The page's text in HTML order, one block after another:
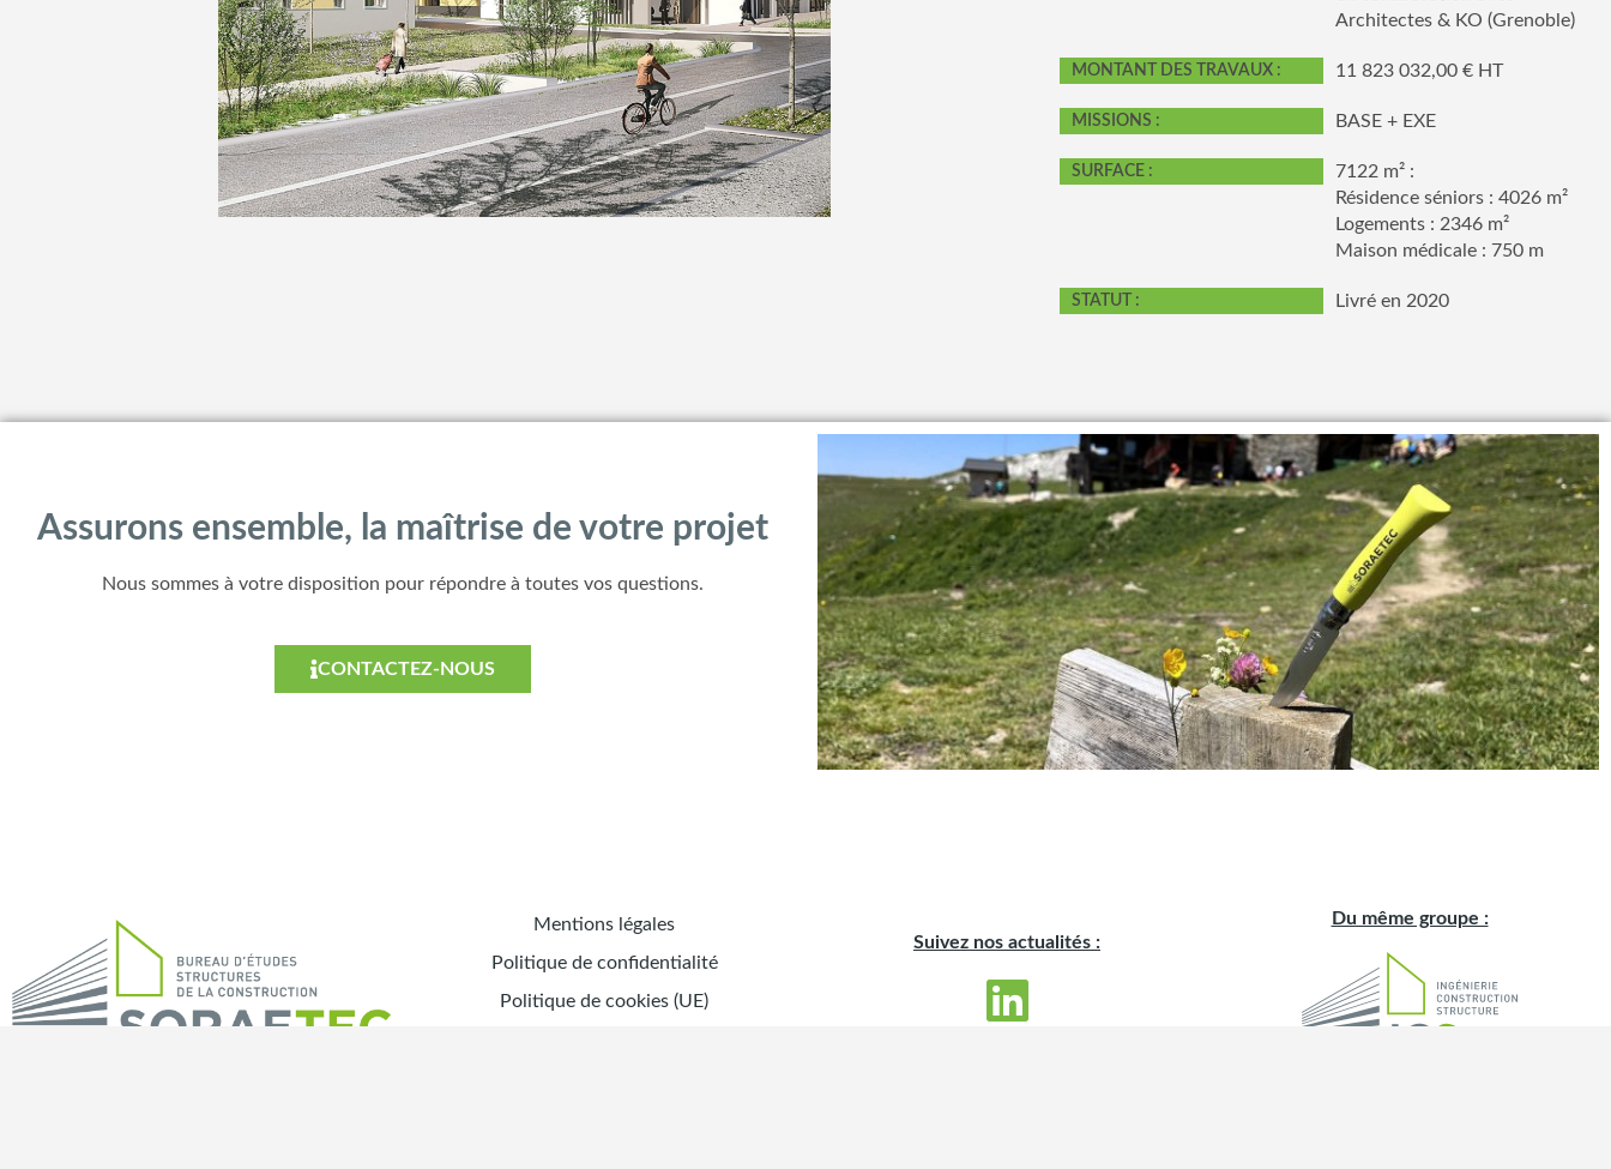
Architectes & KO (Grenoble)
MONTANT DES TRAVAUX : 11 823 032,00 € HT
MISSIONS : BASE + EXE
SURFACE :
7122 m² :
Résidence séniors : 4026 m²
Logements : 2346 m²
Maison médicale : 750 m
STATUT : Livré en 2020
Assurons ensemble, la maîtrise de votre projet
Nous sommes à votre disposition pour répondre à toutes vos questions.
CONTACTEZ-NOUS
Mentions légales
Politique de confidentialité
Politique de cookies (UE)
Suivez nos actualités :
Du même groupe :